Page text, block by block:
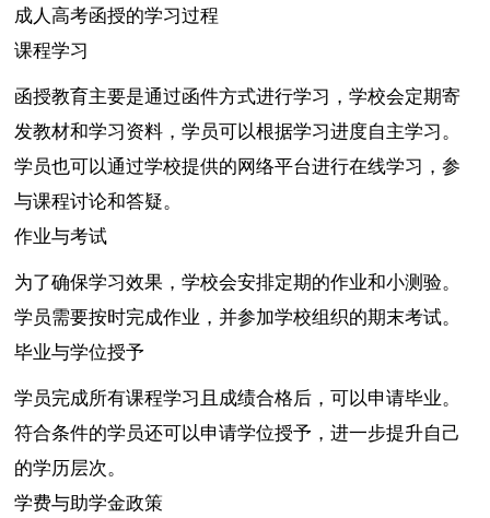
成人高考函授的学习过程
课程学习
函授教育主要是通过函件方式进行学习，学校会定期寄
发教材和学习资料，学员可以根据学习进度自主学习。
学员也可以通过学校提供的网络平台进行在线学习，参
与课程讨论和答疑。
作业与考试
为了确保学习效果，学校会安排定期的作业和小测验。
学员需要按时完成作业，并参加学校组织的期末考试。
毕业与学位授予
学员完成所有课程学习且成绩合格后，可以申请毕业。
符合条件的学员还可以申请学位授予，进一步提升自己
的学历层次。
学费与助学金政策